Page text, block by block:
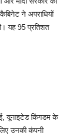
ने अपराधियों
यह 95 प्रतिशत
यूनाइटेड किंगडम के
उनकी कंपनी